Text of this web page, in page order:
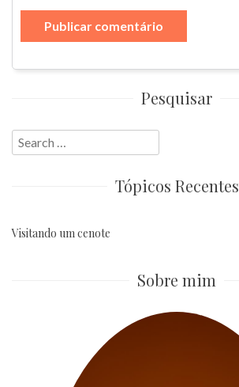
Pesquisar
Search
for:
Tópicos Recentes
Visitando um cenote
Sobre mim